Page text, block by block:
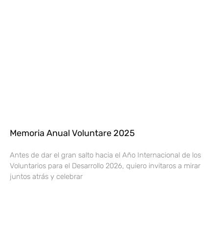
Memoria Anual Voluntare 2025
Antes de dar el gran salto hacia el Año Internacional de los
Voluntarios para el Desarrollo 2026, quiero invitaros a mirar
juntos atrás y celebrar